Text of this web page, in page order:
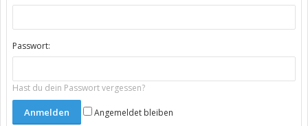
Passwort:
Hast du dein Passwort vergessen?
Angemeldet bleiben